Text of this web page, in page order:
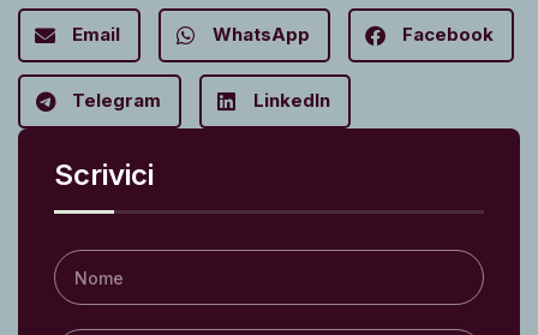
Email WhatsApp Facebook
Telegram LinkedIn
Scrivici